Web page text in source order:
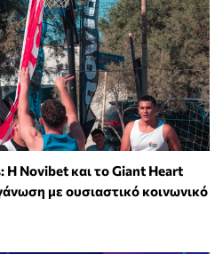
Η Novibet και το Giant Heart
με ουσιαστικό κοινωνικό